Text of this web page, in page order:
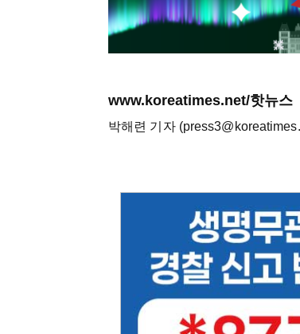
www.koreatimes.net/핫뉴스
박해련 기자